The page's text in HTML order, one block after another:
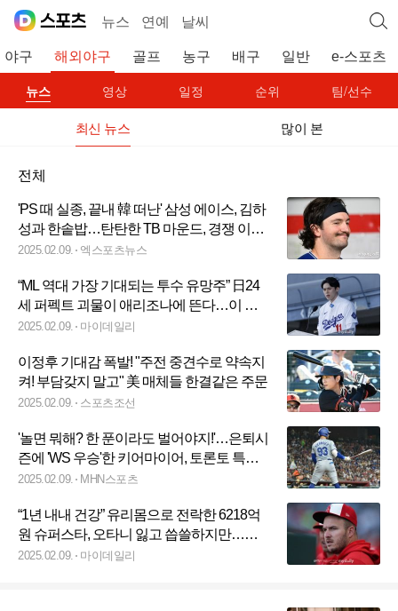
뉴스 연예 날씨
야구 해외야구 골프 농구 배구 일반 e-스포츠
뉴스 영상 일정 순위 팀/선수
최신 뉴스 많이 본
전체
'PS 때 실종, 끝내 韓 떠난' 삼성 에이스, 김하
성과 한솥밥…탄탄한 TB 마운드, 경쟁 이겨
낼 수 있을까
2025.02.09. 엑스포츠뉴스
“ML 역대 가장 기대되는 투수 유망주” 日24
세 퍼펙트 괴물이 애리조나에 뜬다…이 선
수와 자연스럽게 비교
2025.02.09. 마이데일리
이정후 기대감 폭발! "주전 중견수로 약속지
켜! 부담갖지 말고" 美 매체들 한결같은 주문
2025.02.09. 스포츠조선
'놀면 뭐해? 한 푼이라도 벌어야지!'…은퇴시
즌에 'WS 우승'한 키어마이어, 토론토 특별
보좌로 필드 복귀
2025.02.09. MHN스포츠
“1년 내내 건강” 유리몸으로 전락한 6218억
원 슈퍼스타, 오타니 잃고 씁쓸하지만…이
제 美도 응원한다
2025.02.09. 마이데일리